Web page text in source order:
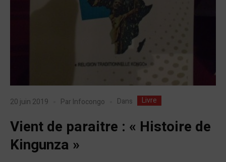
20 juin 2019 Par Infocongo Dans Livre
Vient de paraitre : « Histoire de
Kingunza »